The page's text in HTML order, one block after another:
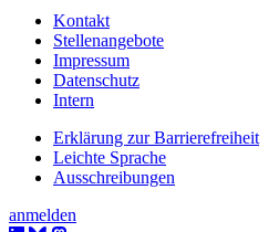
Kontakt
Stellenangebote
Impressum
Datenschutz
Intern
Erklärung zur Barrierefreiheit
Leichte Sprache
Ausschreibungen
anmelden